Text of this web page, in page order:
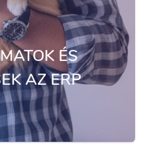
ÉS
AZ ERP